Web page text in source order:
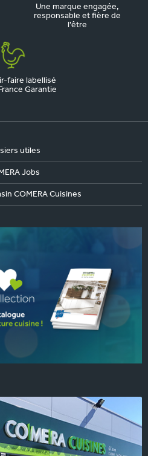
Une marque engagée,
responsable et fière de
l'être
faire labellisé
Garantie
utiles
Jobs
COMERA Cuisines